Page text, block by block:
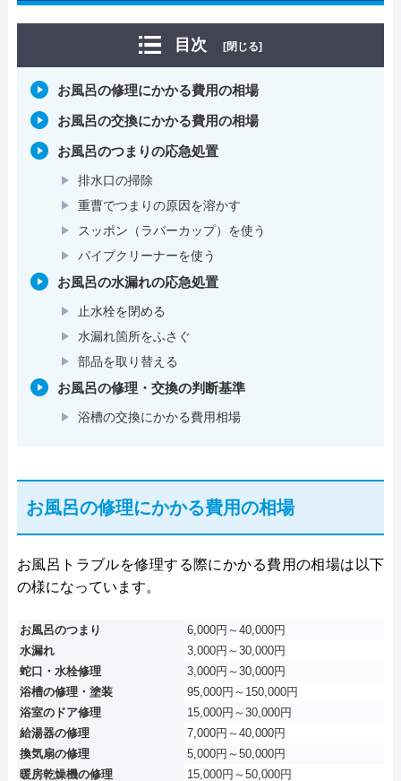
目次 [閉じる]
お風呂の修理にかかる費用の相場
お風呂の交換にかかる費用の相場
お風呂のつまりの応急処置
排水口の掃除
重曹でつまりの原因を溶かす
スッポン（ラバーカップ）を使う
パイプクリーナーを使う
お風呂の水漏れの応急処置
止水栓を閉める
水漏れ箇所をふさぐ
部品を取り替える
お風呂の修理・交換の判断基準
浴槽の交換にかかる費用相場
お風呂の修理にかかる費用の相場
お風呂トラブルを修理する際にかかる費用の相場は以下
の様になっています。
お風呂のつまり
6,000円～40,000円
水漏れ
3,000円～30,000円
蛇口・水栓修理
3,000円～30,000円
浴槽の修理・塗装
95,000円～150,000円
浴室のドア修理
15,000円～30,000円
給湯器の修理
7,000円～40,000円
換気扇の修理
5,000円～50,000円
暖房乾燥機の修理
15,000円～50,000円